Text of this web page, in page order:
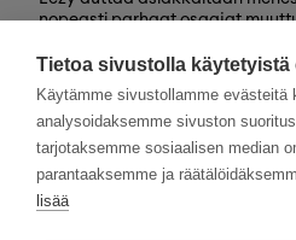
nopeasti parhaat osaajat
kevytyrittäjyys ja muut
asiantuntijapalvelumme
työn ja tekijöiden kohtaamiseen.
Haluamme rakentaa
Eezyä. Toivomme hakemuksia
tulevilta päteviltä hakijoilta.
arvoista ja läpinäkyvää
Tietoa sivustolla käytetyistä
Käytämme sivustollamme evästeitä
analysoidaksemme sivuston
tarjotaksemme sosiaalisen median
parantaaksemme ja
lisää